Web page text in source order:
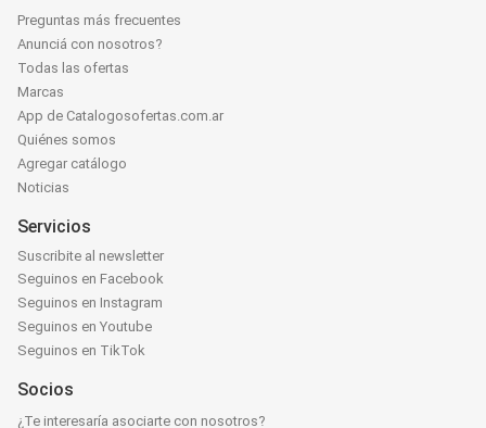
Preguntas más frecuentes
Anunciá con nosotros?
Todas las ofertas
Marcas
App de Catalogosofertas.com.ar
Quiénes somos
Agregar catálogo
Noticias
Servicios
Suscribite al newsletter
Seguinos en Facebook
Seguinos en Instagram
Seguinos en Youtube
Seguinos en TikTok
Socios
¿Te interesaría asociarte con nosotros?